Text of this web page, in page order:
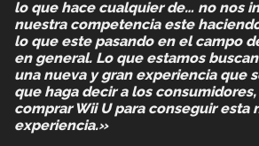
lo que hace cualquier de… no nos
nuestra competencia este
lo que este pasando en el campo
en general. Lo que estamos
una nueva y gran experiencia que
que haga decir a los
comprar Wii U para conseguir esta
experiencia.»